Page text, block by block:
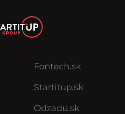
Fontech.sk
Startitup.sk
Odzadu.sk